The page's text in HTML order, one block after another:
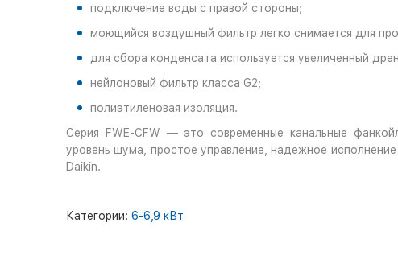
подключение воды с правой стороны;
моющийся воздушный фильтр легко снимается для
для сбора конденсата используется увеличенный
нейлоновый фильтр класса G2;
полиэтиленовая изоляция.
Серия FWE-CFW — это современные канальные
уровень шума, простое управление, надежное
Daikin.
Категории: 6-6,9 кВт